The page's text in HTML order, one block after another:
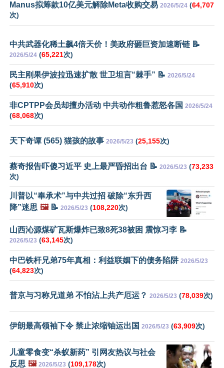
Manus拟筹款10亿美元解除Meta收购交易 2026/5/24 (64,707
次)
中共武器化稀土飙4倍天价！美政府砸巨资加速断链 📝
2026/5/24 (65,221次)
民主刚果伊波拉迅速扩散 世卫坦言“棘手” 📝 2026/5/24
(65,910次)
非CPTPP会员却擅办活动 中共动作粗鲁惹怒各国 2026/5/24
(68,068次)
天下奇谭 (565) 猫孩的故事 2026/5/23 (25,155次)
蔡奇报告吓傻习近平 史上最严昏招出台 📝 2026/5/23 (73,233
次)
川普以“奉承术”与中共过招 破除“东升西
降”迷思 🖼️📝 2026/5/23 (108,220次)
山西沁源煤矿瓦斯爆炸已致8死38被困 震惊习李 📝
2026/5/23 (63,145次)
中巴铁杆兄弟75年真相：利益联姻下的债务陷阱 2026/5/23
(64,823次)
普京与习称兄道弟 不怕沾上共产厄运？ 2026/5/23 (78,039次)
伊朗最高领袖下令 禁止浓缩铀运出国 2026/5/23 (63,909次)
儿童零食变“杀蚁新药” 引网友热议与社会
反思 🖼️ 2026/5/23 (109,178次)